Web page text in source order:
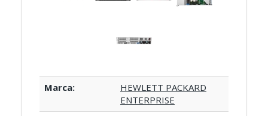
Marca:
HEWLETT PACKARD
ENTERPRISE